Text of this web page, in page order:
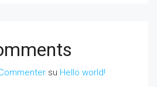
su Hello world!